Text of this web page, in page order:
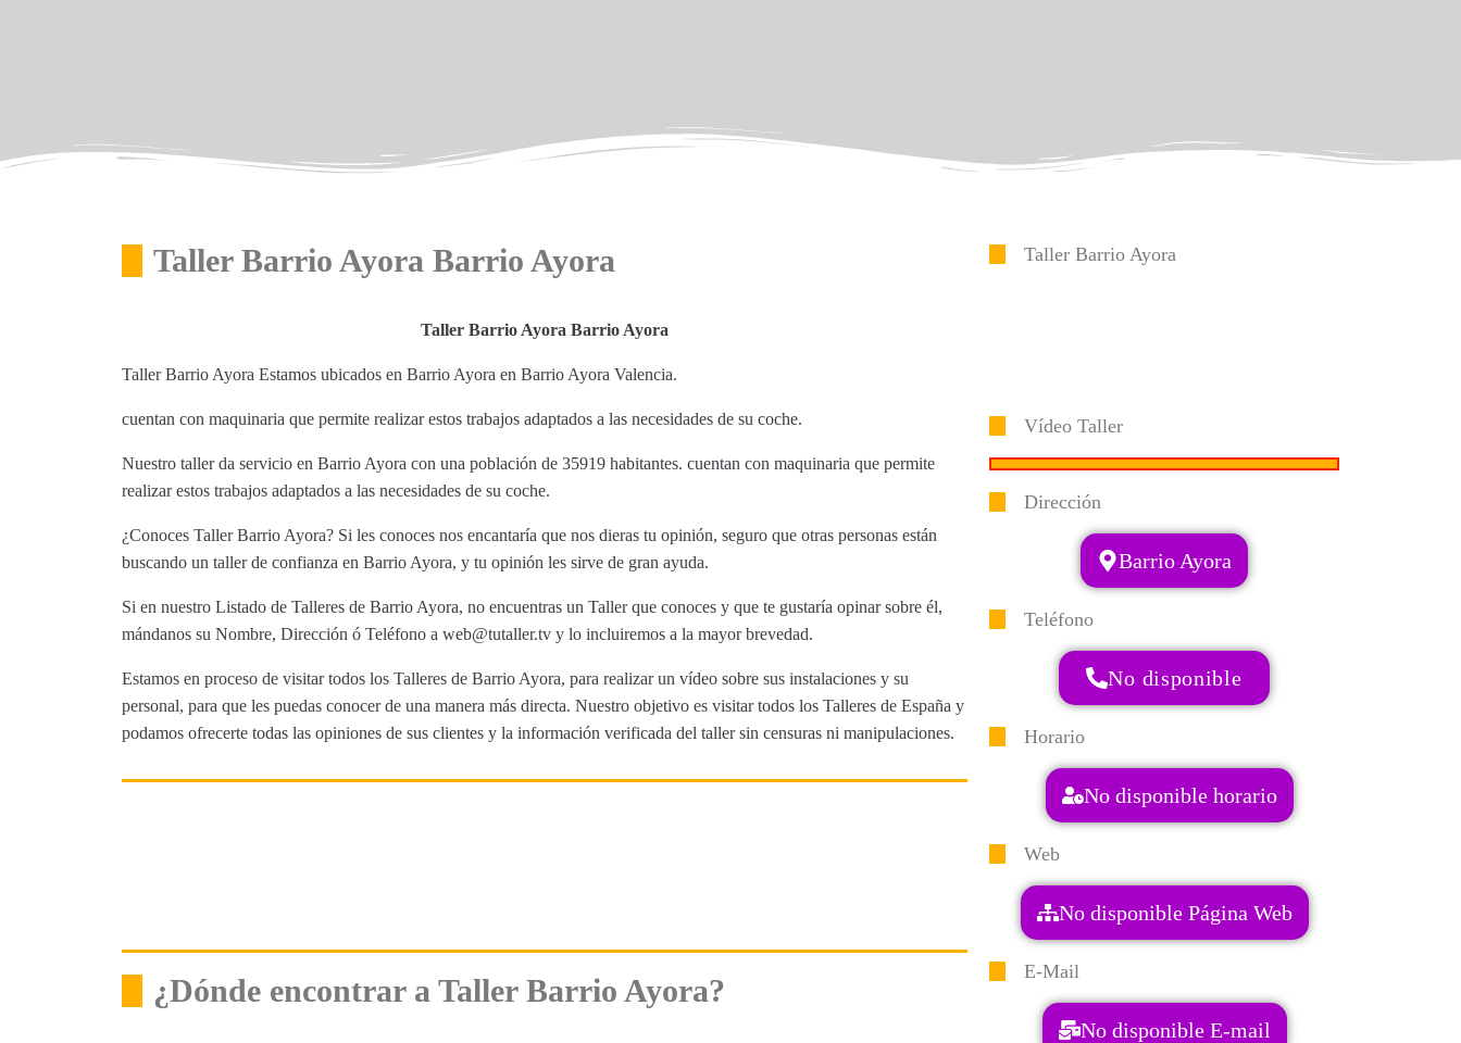
Taller Barrio Ayora Barrio Ayora
Taller Barrio Ayora Barrio Ayora
Taller Barrio Ayora Estamos ubicados en Barrio Ayora en Barrio Ayora Valencia.
cuentan con maquinaria que permite realizar estos trabajos adaptados a las necesidades de su coche.
Nuestro taller da servicio en Barrio Ayora con una población de 35919 habitantes. cuentan con maquinaria que permite
realizar estos trabajos adaptados a las necesidades de su coche.
¿Conoces Taller Barrio Ayora? Si les conoces nos encantaría que nos dieras tu opinión, seguro que otras personas están
buscando un taller de confianza en Barrio Ayora, y tu opinión les sirve de gran ayuda.
Si en nuestro Listado de Talleres de Barrio Ayora, no encuentras un Taller que conoces y que te gustaría opinar sobre él,
mándanos su Nombre, Dirección ó Teléfono a web@tutaller.tv y lo incluiremos a la mayor brevedad.
Estamos en proceso de visitar todos los Talleres de Barrio Ayora, para realizar un vídeo sobre sus instalaciones y su
personal, para que les puedas conocer de una manera más directa. Nuestro objetivo es visitar todos los Talleres de España y
podamos ofrecerte todas las opiniones de sus clientes y la información verificada del taller sin censuras ni manipulaciones.
¿Dónde encontrar a Taller Barrio Ayora?
Taller Barrio Ayora
Vídeo Taller
Dirección
Barrio Ayora
Teléfono
No disponible
Horario
No disponible horario
Web
No disponible Página Web
E-Mail
No disponible E-mail